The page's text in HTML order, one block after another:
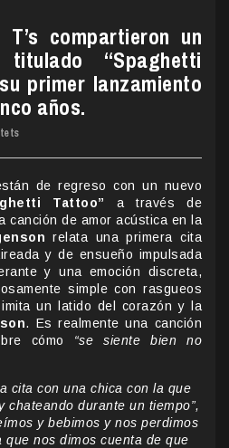
compartieron un
“Spaghetti
primer lanzamiento
años.
de regreso con un nuevo
Tattoo” a través de
canción de amor acústica en la
relata una primera cita
y de ensueño impulsada
y una emoción discreta,
simple con rasgueos
un latido del corazón y la
. Es realmente una canción
cómo “se siente bien no
cita con una chica con la que
chateando durante un tiempo”,
y bebimos y nos perdimos
que nos dimos cuenta de que